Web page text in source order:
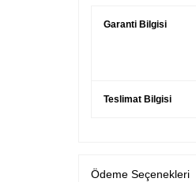
Garanti Bilgisi
Teslimat Bilgisi
Ödeme Seçenekleri